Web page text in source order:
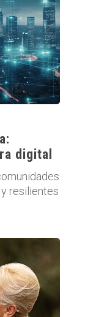
digital
resilientes